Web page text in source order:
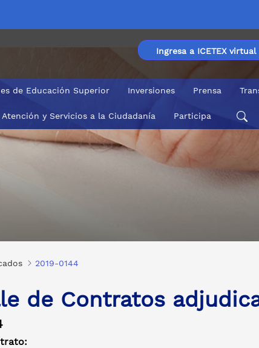
Ingresa a ICETEX virtual
de Educación Superior Inversiones Prensa
Atención y Servicios a la Ciudadanía Participa
2019-0144
de Contratos